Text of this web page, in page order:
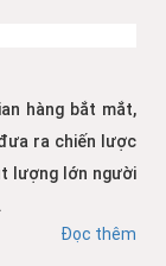
hàng bắt mắt,
ra chiến lược
lượng lớn người
Đọc thêm